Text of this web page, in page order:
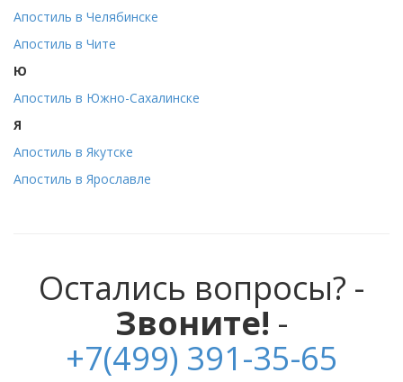
Апостиль в Челябинске
Апостиль в Чите
Ю
Апостиль в Южно-Сахалинске
Я
Апостиль в Якутске
Апостиль в Ярославле
Остались вопросы? -
Звоните! -
+7(499) 391-35-65